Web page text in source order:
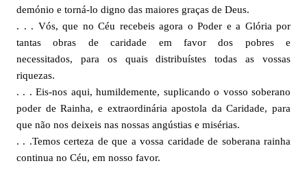
demónio e torná-lo digno das maiores graças de Deus.
. . . Vós, que no Céu recebeis agora o Poder e a Glória por
tantas obras de caridade em favor dos pobres e
necessitados, para os quais distribuístes todas as vossas
riquezas.
. . . Eis-nos aqui, humildemente, suplicando o vosso soberano
poder de Rainha, e extraordinária apostola da Caridade, para
que não nos deixeis nas nossas angústias e misérias.
. . .Temos certeza de que a vossa caridade de soberana rainha
continua no Céu, em nosso favor.